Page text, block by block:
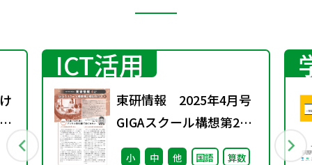
ICT活用
東研情報 2025年4月号
GIGAスクール構想第2期
に向けて ③
小 中 他 国語
算数